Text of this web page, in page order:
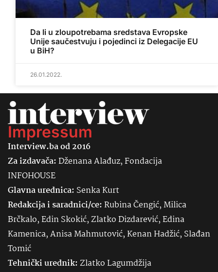
Da li u zloupotrebama sredstava Evropske
Unije saučestvuju i pojedinci iz Delegacije EU
u BiH?
26.01.2022.
Impressum
Interview.ba od 2016
Za izdavača:Dženana Alađuz, Fondacija
INFOHOUSE
Glavna urednica: SenkaKurt
Redakcija i saradnici/ce:Rubina Čengić, Milica
Brčkalo, Edin Skokić, Zlatko Dizdarević, Edina
Kamenica, Anisa Mahmutović, Kenan Hadžić, Slađan
Tomić
Tehnički urednik:Zlatko Lagumdžija